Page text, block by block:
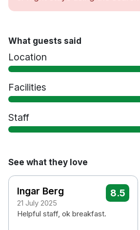
What guests said
Location
Facilities
Staff
See what they love
Ingar Berg
21 July 2025
8.5
Helpful staff, ok breakfast.